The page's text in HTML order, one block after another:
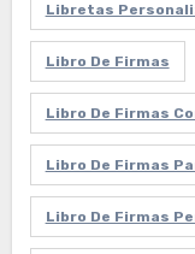
Libretas
Libro De Firmas
Libro De Firmas
Libro De Firmas
Libro De Firmas